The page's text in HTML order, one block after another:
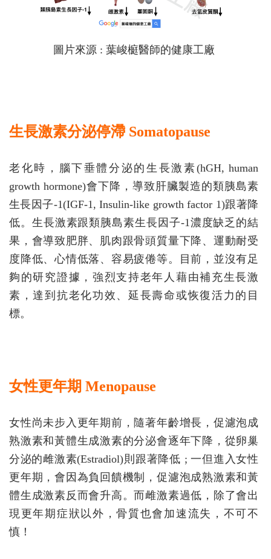
圖片來源 : 葉峻榳醫師的健康工廠
生長激素分泌停滯 Somatopause
老化時，腦下垂體分泌的生長激素(hGH, human
growth hormone)會下降，導致肝臟製造的類胰島素
生長因子-1(IGF-1, Insulin-like growth factor 1)跟著降
低。生長激素跟類胰島素生長因子-1濃度缺乏的結
果，會導致肥胖、肌肉跟骨頭質量下降、運動耐受
度降低、心情低落、容易疲倦等。目前，並沒有足
夠的研究證據，強烈支持老年人藉由補充生長激
素，達到抗老化功效、延長壽命或恢復活力的目
標。
女性更年期 Menopause
女性尚未步入更年期前，隨著年齡增長，促濾泡成
熟激素和黃體生成激素的分泌會逐年下降，從卵巢
分泌的雌激素(Estradiol)則跟著降低 ; 一但進入女性
更年期，會因為負回饋機制，促濾泡成熟激素和黃
體生成激素反而會升高。而雌激素過低，除了會出
現更年期症狀以外，骨質也會加速流失，不可不
慎！